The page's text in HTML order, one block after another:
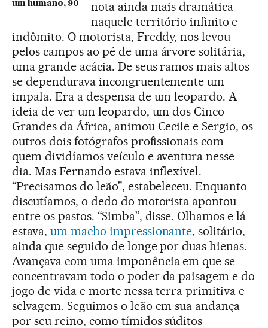
um humano, 90
nota ainda mais dramática
naquele território infinito e
indômito. O motorista, Freddy, nos levou
pelos campos ao pé de uma árvore solitária,
uma grande acácia. De seus ramos mais altos
se dependurava incongruentemente um
impala. Era a despensa de um leopardo. A
ideia de ver um leopardo, um dos Cinco
Grandes da África, animou Cecile e Sergio, os
outros dois fotógrafos profissionais com
quem dividíamos veículo e aventura nesse
dia. Mas Fernando estava inflexível.
“Precisamos do leão”, estabeleceu. Enquanto
discutíamos, o dedo do motorista apontou
entre os pastos. “Simba”, disse. Olhamos e lá
estava, um macho impressionante, solitário,
ainda que seguido de longe por duas hienas.
Avançava com uma imponência em que se
concentravam todo o poder da paisagem e do
jogo de vida e morte nessa terra primitiva e
selvagem. Seguimos o leão em sua andança
por seu reino, como tímidos súditos